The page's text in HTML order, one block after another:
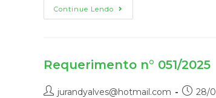
Continue Lendo
Requerimento n° 051/2025
jurandyalves@hotmail.com 28/